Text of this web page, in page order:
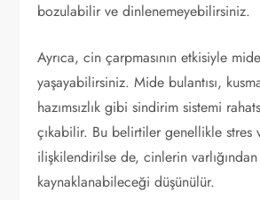
bozulabilir ve dinlenemeyebilirsiniz.
Ayrıca, cin çarpmasının etkisiyle
yaşayabilirsiniz. Mide bulantısı,
hazımsızlık gibi sindirim sistemi
çıkabilir. Bu belirtiler genellikle stres
ilişkilendirilse de, cinlerin varlığından
kaynaklanabileceği düşünülür.